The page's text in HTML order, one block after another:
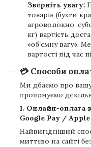
Зверніть увагу:
товарів (бухти
агроволокно,
кг) вартість
«об'ємну вагу».
вартості під час
💳 Способи
Ми дбаємо про вашу
пропонуємо
1. Онлайн-оплата
Google Pay / Apple
Найвигідніший
миттєво на сайті